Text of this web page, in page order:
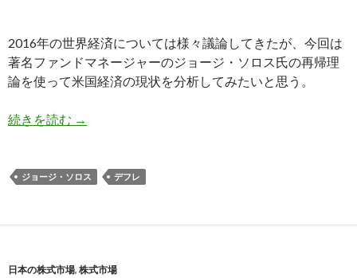
2016年の世界経済については様々議論してきたが、今回は
著名ファンドマネージャーのジョージ・ソロス氏の再帰理
論を使って米国経済の現状を分析してみたいと思う。
続きを読む ジョージ・ソロス氏の再帰理論で2016年のアメ
→
ジョージ・ソロス デフレ
日本の株式市場, 株式市場